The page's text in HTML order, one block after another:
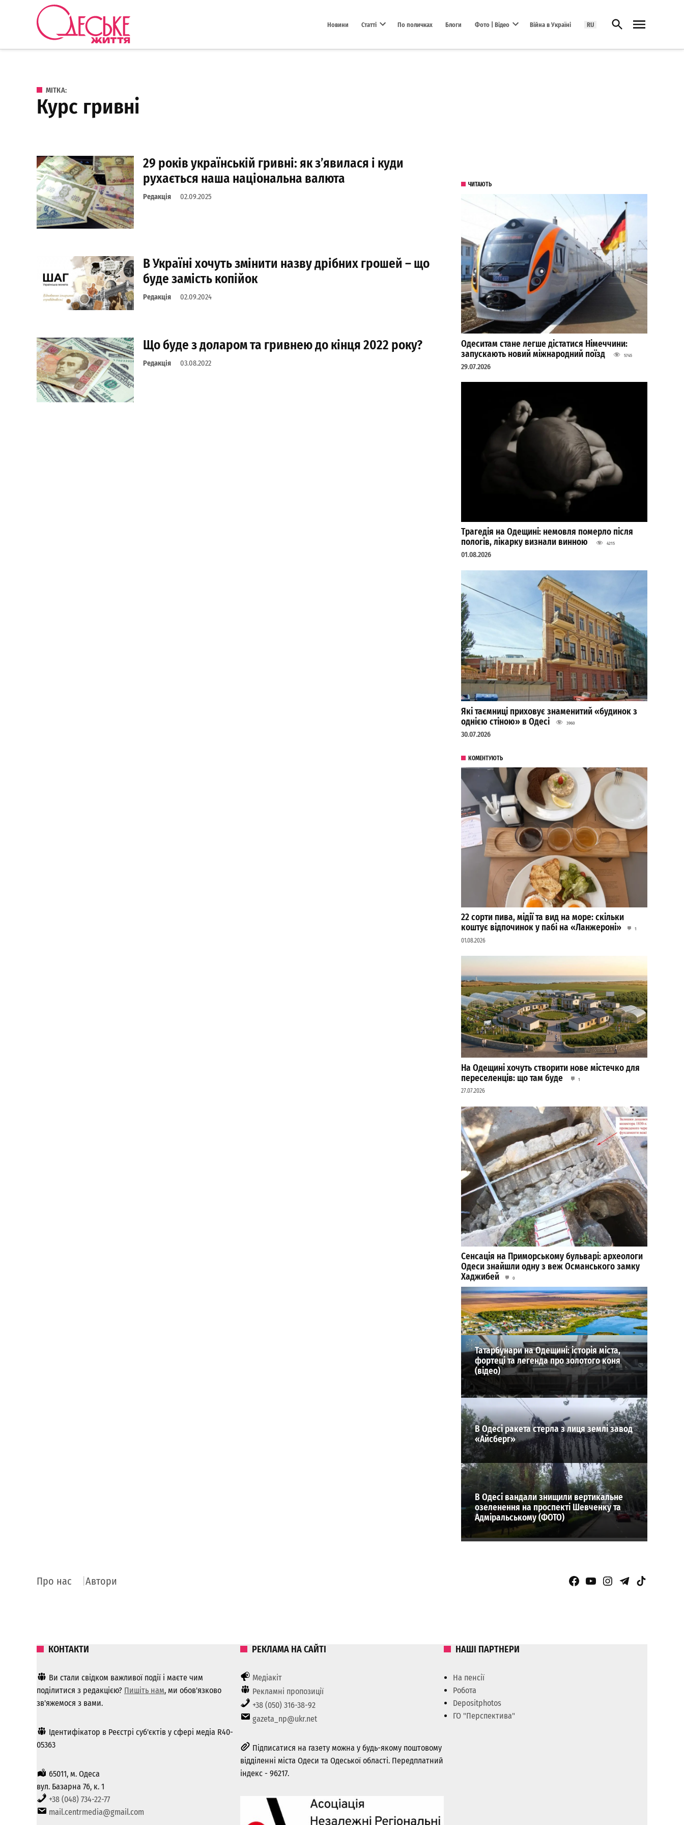
Перейти до вмісту
Новини Статті По поличках Блоги Фото | Відео Війна в Україні RU Відкрити пошук
МІТКА:
курс гривні
29 років українській гривні: як з’явилася і куди
рухається наша національна валюта
Редакція 02.09.2025
В Україні хочуть змінити назву дрібних грошей – що
буде замість копійок
Редакція 02.09.2024
Що буде з доларом та гривнею до кінця 2022 року?
Редакція 03.08.2022
ЧИТАЮТЬ
Одеситам стане легше дістатися Німеччини:
запускають новий міжнародний поїзд
5745
29.07.2026
Трагедія на Одещині: немовля померло після
пологів, лікарку визнали винною
4215
01.08.2026
Які таємниці приховує знаменитий «будинок з
однією стіною» в Одесі
3960
30.07.2026
КОМЕНТУЮТЬ
22 сорти пива, мідії та вид на море: скільки
коштує відпочинок у пабі на «Ланжероні»
1
01.08.2026
На Одещині хочуть створити нове містечко для
переселенців: що там буде
1
27.07.2026
Сенсація на Приморському бульварі: археологи
Одеси знайшли одну з веж Османського замку
Хаджибей
0
03.08.2026
ВИБІР РЕДАКЦІЇ
Татарбунари на Одещині: історія міста,
фортеці та легенда про золотого коня
(відео)
В Одесі ракета стерла з лиця землі завод
«Айсберг»
В Одесі вандали знищили вертикальне
озеленення на проспекті Шевченку та
Адміральському (ФОТО)
Про нас Автори Facebook Page
YouTubeInstagram
Telegram
TikTok
КОНТАКТИ
Ви стали свідком важливої ​​події і маєте чим
поділитися з редакцією? Пишіть нам, ми обов'язково
зв'яжемося з вами.
Ідентифікатор в Реєстрі суб'єктів у сфері медіа R40-
05363
65011, м. Одеса
вул. Базарна 76, к. 1
+38 (048) 734-22-77
mail.centrmedia@gmail.com
РЕКЛАМА НА САЙТІ
Медіакіт
Рекламні пропозиції
+38 (050) 316-38-92
gazeta_np@ukr.net
Підписатися на газету можна у будь-якому поштовому
відділенні міста Одеси та Одеської області. Передплатний
індекс - 96217.
НАШІ ПАРТНЕРИ
На пенсії
Робота
Depositphotos
ГО "Перспектива"